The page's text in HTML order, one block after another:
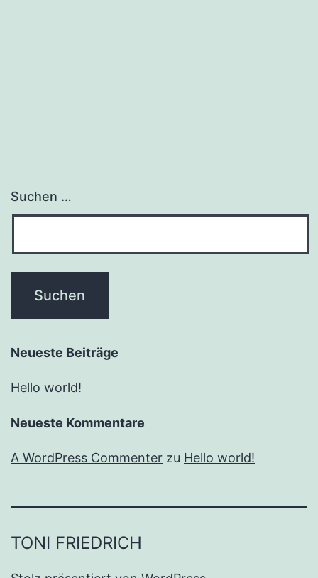
Suchen …
Neueste Beiträge
Hello world!
Neueste Kommentare
A WordPress Commenter zu Hello world!
TONI FRIEDRICH